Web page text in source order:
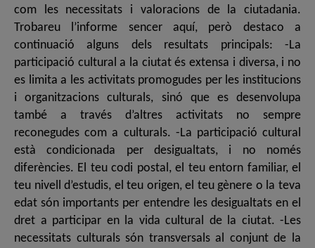
com les necessitats i valoracions de la ciutadania.
Trobareu l’informe sencer aquí, però destaco a
continuació alguns dels resultats principals: -La
participació cultural a la ciutat és extensa i diversa, i no
es limita a les activitats promogudes per les institucions
i organitzacions culturals, sinó que es desenvolupa
també a través d’altres activitats no sempre
reconegudes com a culturals. -La participació cultural
està condicionada per desigualtats, i no només
diferències. El teu codi postal, el teu entorn familiar, el
teu nivell d’estudis, el teu origen, el teu gènere o la teva
edat són importants per entendre les desigualtats en el
dret a participar en la vida cultural de la ciutat. -Les
necessitats culturals són transversals al conjunt de la